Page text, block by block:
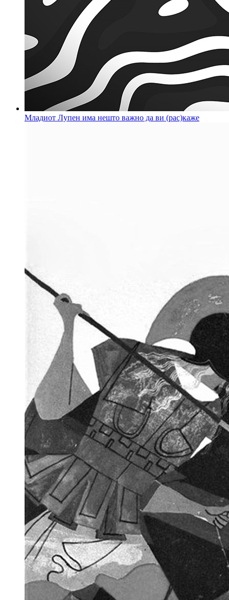
Младиот Лупен има нешто важно да ви (рас)каже